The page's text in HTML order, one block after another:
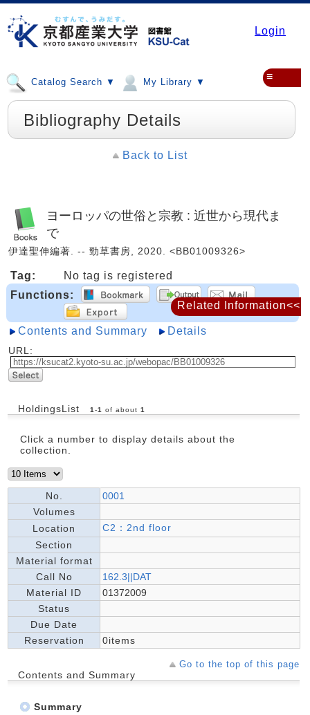
Login
Catalog Search ▼ My Library ▼ ≡
Bibliography Details
Back to List
ヨーロッパの世俗と宗教 : 近世から現代ま
で
伊達聖伸編著. -- 勁草書房, 2020. <BB01009326>
Tag:
No tag is registered
Functions:
Contents and Summary Details
URL:
HoldingsList 1 -1 of about 1
Click a number to display details about the
collection.
No.
0001
Volumes
Location
C2：2nd floor
Section
Material format
Call No
162.3||DAT
Material ID
01372009
Status
Due Date
Reservation
0items
Go to the top of this page
Contents and Summary
Summary
Related Information<<